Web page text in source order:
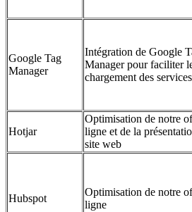
Google Tag
Manager
Intégration de Google
Manager pour faciliter
chargement des services
Hotjar
Optimisation de notre
ligne et de la
site web
Hubspot
Optimisation de notre
ligne